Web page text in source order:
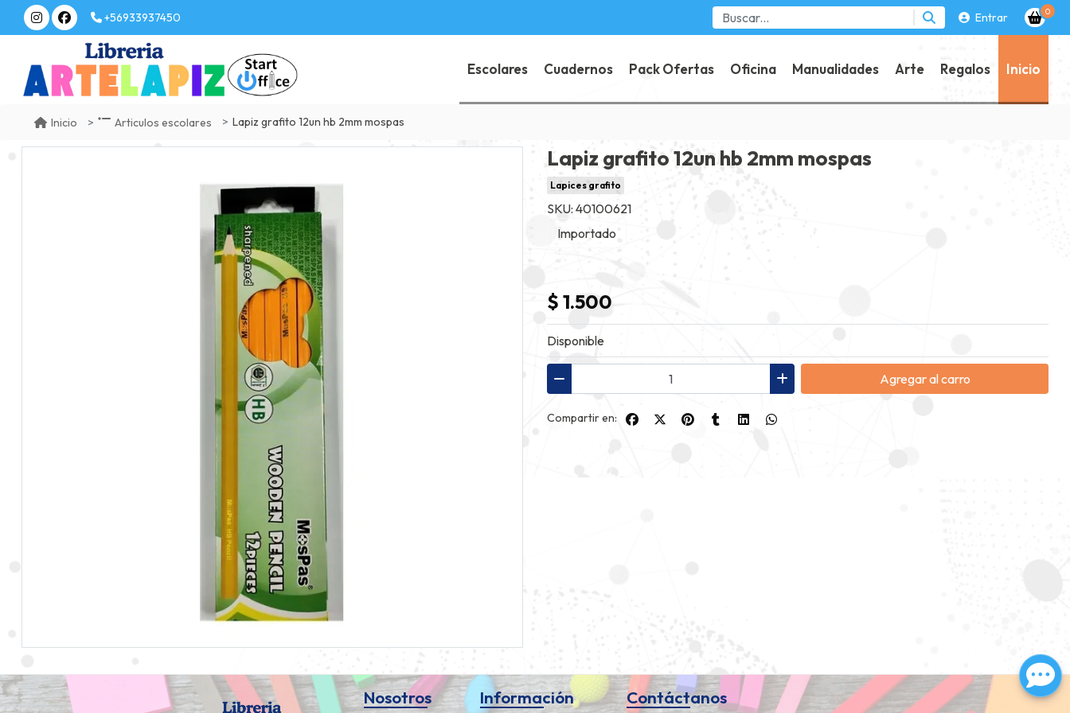
+56933937450 Entrar 0
Escolares Cuadernos Pack Ofertas Oficina Manualidades Arte Regalos Inicio
Inicio Articulos escolares Lapiz grafito 12un hb 2mm mospas
Lapiz grafito 12un hb 2mm mospas
Lapices grafito
SKU: 40100621
Importado
$ 1.500
Disponible
Agregaral carro
Compartir en:
Nosotros Información Contáctanos